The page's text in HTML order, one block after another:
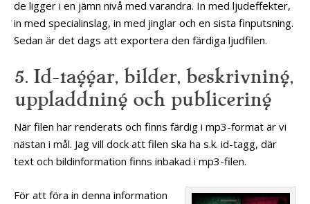
de ligger i en jämn nivå med varandra. In med ljudeffekter,
in med specialinslag, in med jinglar och en sista finputsning.
Sedan är det dags att exportera den färdiga ljudfilen.
5. Id-taggar, bilder, beskrivning,
uppladdning och publicering
När filen har renderats och finns färdig i mp3-format är vi
nästan i mål. Jag vill dock att filen ska ha s.k. id-tagg, där
text och bildinformation finns inbakad i mp3-filen.
För att föra in denna information